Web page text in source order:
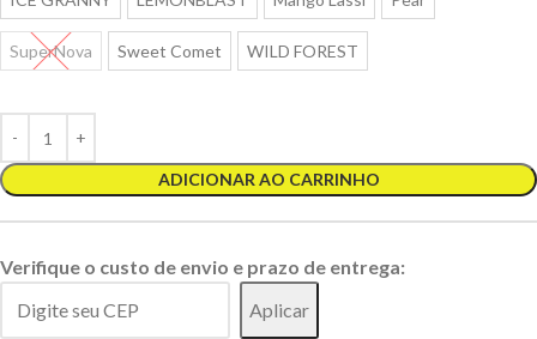
SuperNova Sweet Comet WILD FOREST
ADICIONAR AO CARRINHO
Verifique o custo de envio e prazo de entrega:
Aplicar